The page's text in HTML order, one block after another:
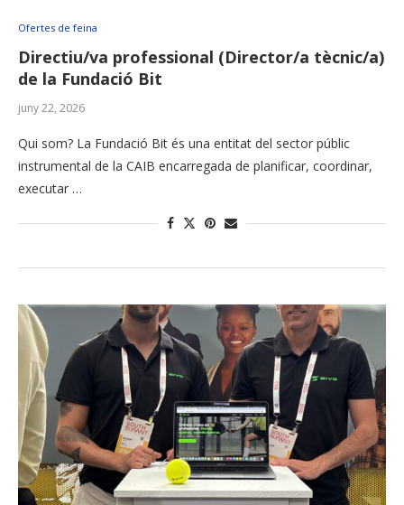
Ofertes de feina
Directiu/va professional (Director/a tècnic/a)
de la Fundació Bit
juny 22, 2026
Qui som? La Fundació Bit és una entitat del sector públic
instrumental de la CAIB encarregada de planificar, coordinar,
executar …